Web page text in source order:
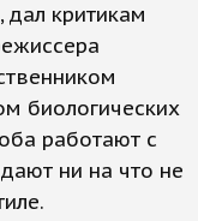
критикам
биологических
работают с
ни на что не